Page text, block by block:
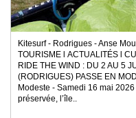
Kitesurf - Rodrigues - Anse
TOURISME l ACTUALITÉS l
RIDE THE WIND : DU 2 AU 5
(RODRIGUES) PASSE EN
Modeste - Samedi 16 mai
préservée, l’île..